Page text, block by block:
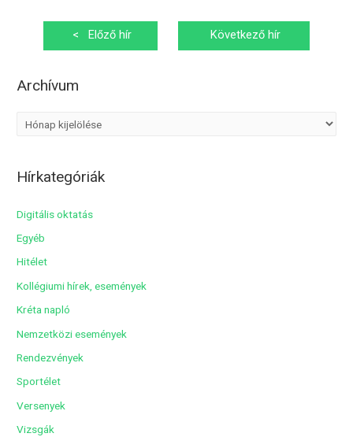
Bejegyzés
navigáció
< Előző hír
Következő hír
Archívum
hHírkategóriák
Digitális oktatás
Egyéb
Hitélet
Kollégiumi hírek, események
Kréta napló
Nemzetközi események
Rendezvények
Sportélet
Versenyek
Vizsgák